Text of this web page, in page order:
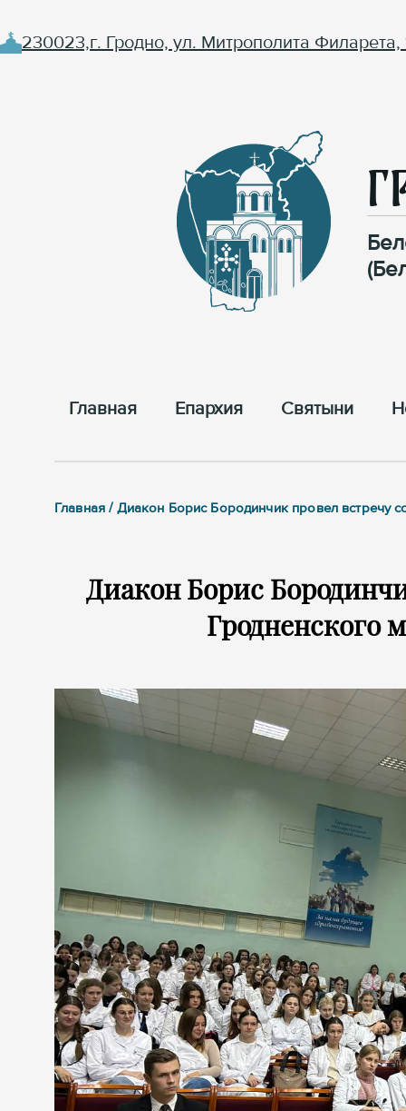
230023,г. Гродно, ул. Митрополита Филарета,
Главная Епархия Cвятыни
Главная / Диакон Борис Бородинчик провел встречу
Диакон Борис
Гродненского